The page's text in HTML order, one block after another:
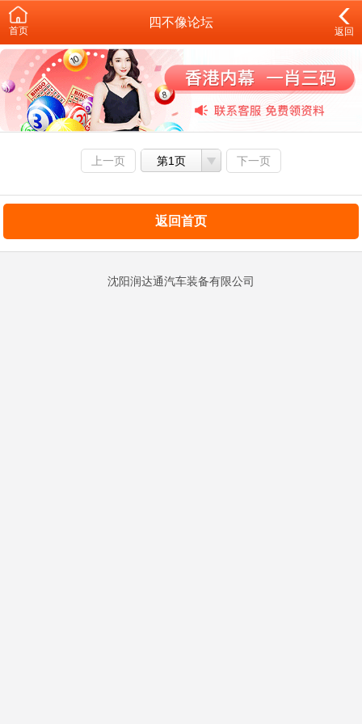
首页
四不像论坛
返回
上一页 第1页 下一页
返回首页
沈阳润达通汽车装备有限公司